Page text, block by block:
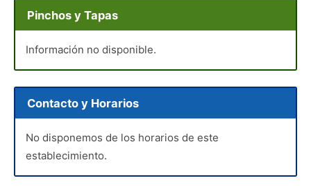
Pinchos y Tapas
Información no disponible.
Contacto y Horarios
No disponemos de los horarios de este
establecimiento.